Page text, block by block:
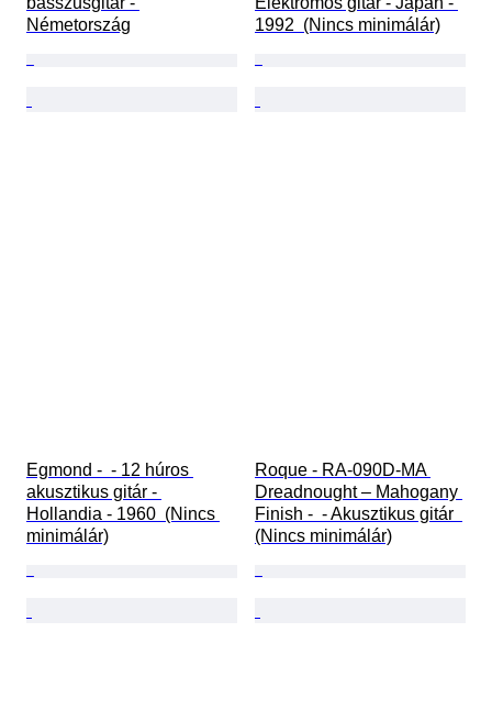
Németország
1992  (Nincs minimálár)
Egmond -  - 12 húros
akusztikus gitár -
Hollandia - 1960  (Nincs
minimálár)
Roque - RA-090D-MA
Dreadnought – Mahogany
Finish -  - Akusztikus gitár
(Nincs minimálár)